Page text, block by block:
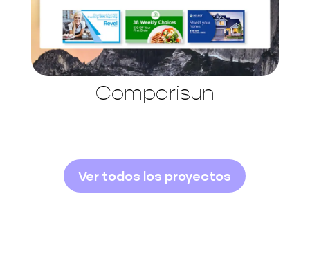
Comparisun
Ver todos los proyectos